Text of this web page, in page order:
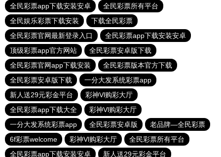
全民彩票app下载安装安卓
全民彩票所有平台
全民娱乐彩票下载安装
下载全民彩票
全民彩票官网最新登录入口
全民彩票app下载安装安卓
顶级彩票app官方网站
全民彩票安卓版下载
全民彩票官网app下载安装
全民彩票版本官方下载
全民彩票安卓版下载
一分大发系统彩票app
新人送29元彩金平台
彩神Vl购彩大厅
全民彩票app下载大全
彩神Vl购彩大厅
一分大发系统彩票app
全民彩票安卓版
老品牌—全民彩票
6f彩票welcome
彩神Vl购彩大厅
全民彩票所有平台
全民彩票app下载安装安卓
新人送29元彩金平台